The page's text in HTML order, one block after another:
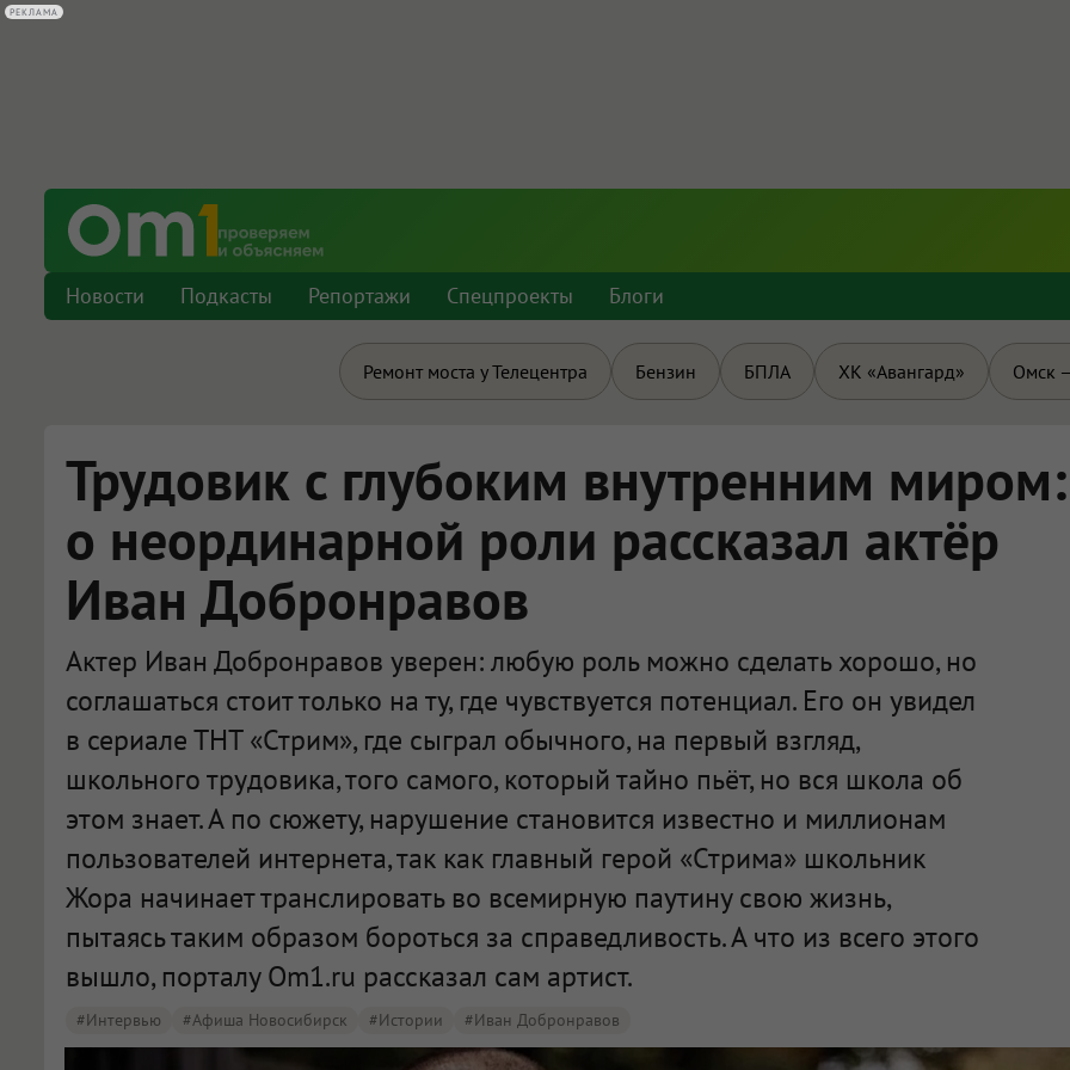
Новости Подкасты Репортажи Спецпроекты Блоги
Ремонт моста у Телецентра Бензин БПЛА ХК «Авангард» Омск
Трудовик с глубоким внутренним миром:
о неординарной роли рассказал актёр
Иван Добронравов
Актер Иван Добронравов уверен: любую роль можно сделать хорошо, но
соглашаться стоит только на ту, где чувствуется потенциал. Его он увидел
в сериале ТНТ «Стрим», где сыграл обычного, на первый взгляд,
школьного трудовика, того самого, который тайно пьёт, но вся школа об
этом знает. А по сюжету, нарушение становится известно и миллионам
пользователей интернета, так как главный герой «Стрима» школьник
Жора начинает транслировать во всемирную паутину свою жизнь,
пытаясь таким образом бороться за справедливость. А что из всего этого
вышло, порталу Om1.ru рассказал сам артист.
#интервью #Афиша Новосибирск #Истории #Иван Добронравов
РЕКЛАМА